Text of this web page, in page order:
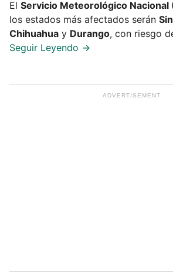
El Servicio Meteorológico Nacional
los estados más afectados serán
Chihuahua y Durango, con riesgo